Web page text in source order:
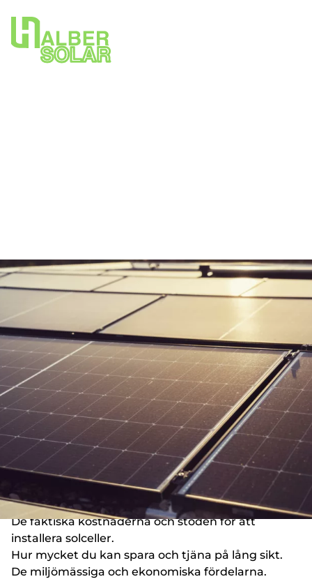
Sven Ohlsson
Uppdaterad: juni 16, 2025
Med stigande elpriser och ett ökat fokus på
hållbarhet är det många hushåll och företag som
överväger att investera i solceller. Men hur lönsamt
är det egentligen? Här ger vi dig insikter och
konkreta råd för att fatta ett välgrundat beslut.
I denna artikel:
De faktiska kostnaderna och stöden för att
installera solceller.
Hur mycket du kan spara och tjäna på lång sikt.
De miljömässiga och ekonomiska fördelarna.